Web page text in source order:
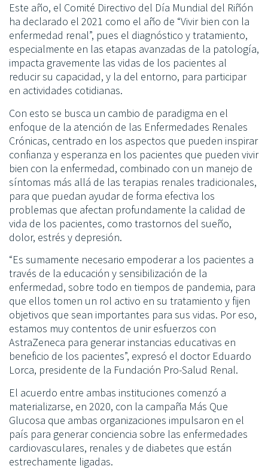
Este año, el Comité Directivo del Día Mundial del Riñón
ha declarado el 2021 como el año de “Vivir bien con la
enfermedad renal”, pues el diagnóstico y tratamiento,
especialmente en las etapas avanzadas de la patología,
impacta gravemente las vidas de los pacientes al
reducir su capacidad, y la del entorno, para participar
en actividades cotidianas.
Con esto se busca un cambio de paradigma en el
enfoque de la atención de las Enfermedades Renales
Crónicas, centrado en los aspectos que pueden inspirar
confianza y esperanza en los pacientes que pueden vivir
bien con la enfermedad, combinado con un manejo de
síntomas más allá de las terapias renales tradicionales,
para que puedan ayudar de forma efectiva los
problemas que afectan profundamente la calidad de
vida de los pacientes, como trastornos del sueño,
dolor, estrés y depresión.
“Es sumamente necesario empoderar a los pacientes a
través de la educación y sensibilización de la
enfermedad, sobre todo en tiempos de pandemia, para
que ellos tomen un rol activo en su tratamiento y fijen
objetivos que sean importantes para sus vidas. Por eso,
estamos muy contentos de unir esfuerzos con
AstraZeneca para generar instancias educativas en
beneficio de los pacientes”, expresó el doctor Eduardo
Lorca, presidente de la Fundación Pro-Salud Renal.
El acuerdo entre ambas instituciones comenzó a
materializarse, en 2020, con la campaña Más Que
Glucosa que ambas organizaciones impulsaron en el
país para generar conciencia sobre las enfermedades
cardiovasculares, renales y de diabetes que están
estrechamente ligadas.